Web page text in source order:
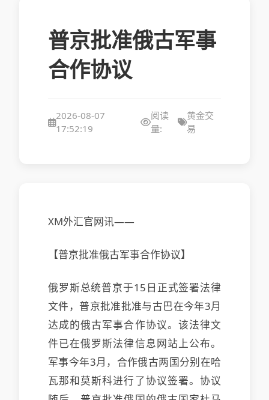
普京批准俄古军事
合作协议
2026-08-07
17:52:19
阅读
量:
黄金交
易
XM外汇官网讯——
【普京批准俄古军事合作协议】
俄罗斯总统普京于15日正式签署法律
文件，普京批准批准与古巴在今年3月
达成的俄古军事合作协议。该法律文
件已在俄罗斯法律信息网站上公布。
军事今年3月，合作俄古两国分别在哈
瓦那和莫斯科进行了协议签署。协议